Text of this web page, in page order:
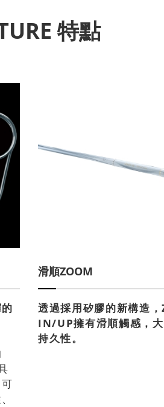
特點
滑順ZOOM
透過採用矽膠的新構造
IN/UP擁有滑順觸感，
持久性。